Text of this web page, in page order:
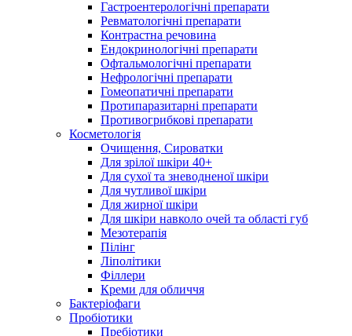
Гастроентерологічні препарати
Ревматологічні препарати
Контрастна речовина
Eндокринологічні препарати
Офтальмологічні препарати
Нефрологічні препарати
Гомеопатичні препарати
Протипаразитарні препарати
Противогрибкові препарати
Косметологія
Очищення, Сироватки
Для зрілої шкіри 40+
Для сухої та зневодненої шкіри
Для чутливої шкіри
Для жирної шкіри
Для шкіри навколо очей та області губ
Мезотерапія
Пілінг
Ліполітики
Філлери
Креми для обличчя
Бактеріофаги
Пробіотики
Пребіотики